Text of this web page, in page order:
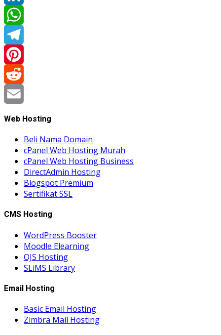
LinkedIn
WhatsApp
Telegram
Pinterest
Reddit
Web Hosting
Beli Nama Domain
cPanel Web Hosting Murah
cPanel Web Hosting Business
DirectAdmin Hosting
Blogspot Premium
Sertifikat SSL
CMS Hosting
WordPress Booster
Moodle Elearning
OJS Hosting
SLiMS Library
Email Hosting
Basic Email Hosting
Zimbra Mail Hosting